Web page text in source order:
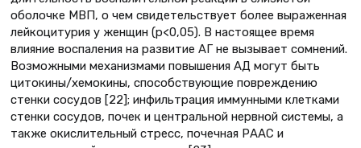
оболочке МВП, о чем свидетельствует более выраженная
лейкоцитурия у женщин (р<0,05). В настоящее время
влияние воспаления на развитие АГ не вызывает сомнений.
Возможными механизмами повышения АД могут быть
цитокины/хемокины, способствующие повреждению
стенки сосудов [22]; инфильтрация иммунными клетками
стенки сосудов, почек и центральной нервной системы, а
также окислительный стресс, почечная РААС и